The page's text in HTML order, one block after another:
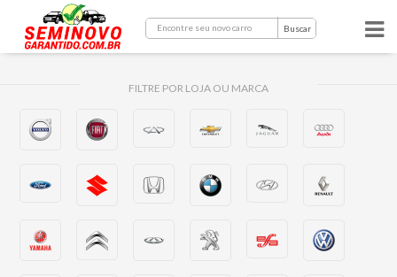
Buscar
FILTRE POR LOJA OU MARCA